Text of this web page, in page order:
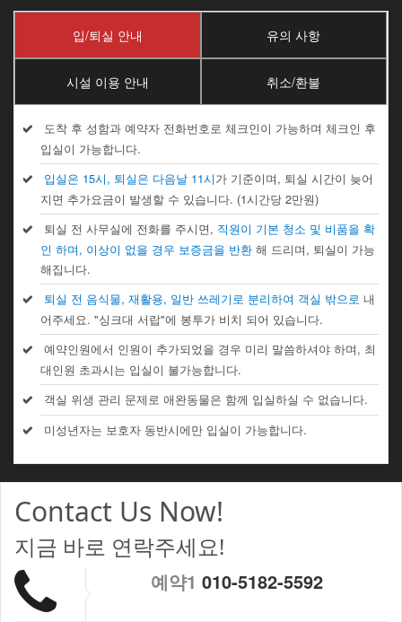
입/퇴실 안내 유의 사항
시설 이용 안내 취소/환불
도착 후 성함과 예약자 전화번호로 체크인이 가능하며 체크인 후
입실이 가능합니다.
입실은 15시, 퇴실은 다음날 11시가 기준이며, 퇴실 시간이 늦어
지면 추가요금이 발생할 수 있습니다. (1시간당 2만원)
퇴실 전 사무실에 전화를 주시면, 직원이 기본 청소 및 비품을 확
인 하며, 이상이 없을 경우 보증금을 반환해 드리며, 퇴실이 가능
해집니다.
퇴실 전 음식물, 재활용, 일반 쓰레기로 분리하여 객실 밖으로 내
어주세요. "싱크대 서랍"에 봉투가 비치 되어 있습니다.
예약인원에서 인원이 추가되었을 경우 미리 말씀하셔야 하며, 최
대인원 초과시는 입실이 불가능합니다.
객실 위생 관리 문제로 애완동물은 함께 입실하실 수 없습니다.
미성년자는 보호자 동반시에만 입실이 가능합니다.
Contact Us Now!
지금 바로 연락주세요!
예약1 010-5182-5592